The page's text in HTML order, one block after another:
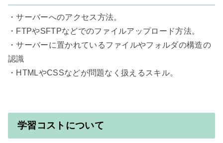
・サーバーへのアクセス方法。
・FTPやSFTPなどでのファイルアップロード方法。
・サーバーに置かれているファイルやフォルダの構造の
認識
・HTMLやCSSなどが問題なく扱えるスキル。
学習コストについて